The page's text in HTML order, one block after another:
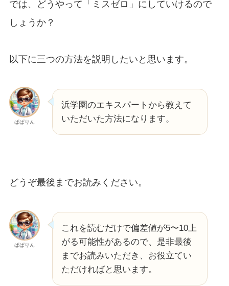
では、どうやって「ミスゼロ」にしていけるので
しょうか？
以下に三つの方法を説明したいと思います。
ぱぱりん
浜学園のエキスパートから教えて
いただいた方法になります。
どうぞ最後までお読みください。
ぱぱりん
これを読むだけで偏差値が5〜10上
がる可能性があるので、是非最後
までお読みいただき、お役立てい
ただければと思います。